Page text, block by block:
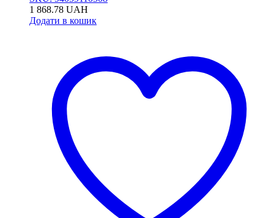
1 868.78 UAH
Додати в кошик